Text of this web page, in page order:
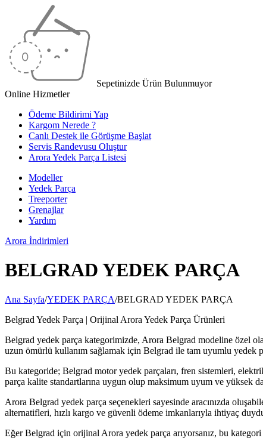
Sepetinizde Ürün Bulunmuyor
Online Hizmetler
Ödeme Bildirimi Yap
Kargom Nerede ?
Canlı Destek ile Görüşme Başlat
Servis Randevusu Oluştur
Arora Yedek Parça Listesi
Modeller
Yedek Parça
Treeporter
Grenajlar
Yardım
Arora İndirimleri
BELGRAD YEDEK PARÇA
Ana Sayfa/YEDEK PARÇA/BELGRAD YEDEK PARÇA
Belgrad Yedek Parça | Orijinal Arora Yedek Parça Ürünleri
Belgrad yedek parça kategorimizde, Arora Belgrad modeline özel
uzun ömürlü kullanım sağlamak için Belgrad ile tam uyumlu yedek
Bu kategoride; Belgrad motor yedek parçaları, fren sistemleri,
parça kalite standartlarına uygun olup maksimum uyum ve yüksek
Arora Belgrad yedek parça seçenekleri sayesinde aracınızda
alternatifleri, hızlı kargo ve güvenli ödeme imkanlarıyla ihtiyaç
Eğer Belgrad için orijinal Arora yedek parça arıyorsanız, bu